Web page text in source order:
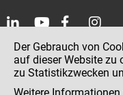
Kontakt
Impressum
Der Gebrauch von
auf dieser Website zu
zu Statistikzwecken